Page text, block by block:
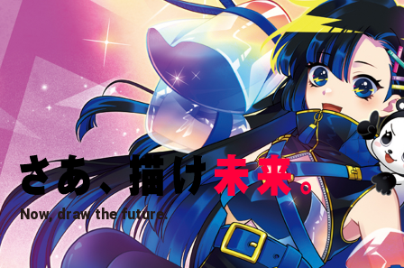
Now, draw the future.